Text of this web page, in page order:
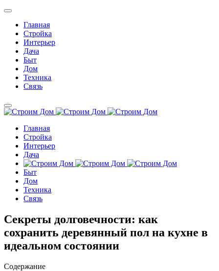
Главная
Стройка
Интерьер
Дача
Быт
Дом
Техника
Связь
Главная
Стройка
Интерьер
Дача
Быт
Дом
Техника
Связь
Секреты долговечности: как
сохранить деревянный пол на кухне в
идеальном состоянии
Содержание